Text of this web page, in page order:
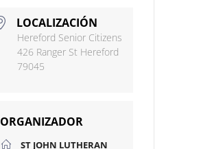
LOCALIZACIÓN
Hereford Senior Citizens
426 Ranger St Hereford
79045
ORGANIZADOR
ST JOHN LUTHERAN